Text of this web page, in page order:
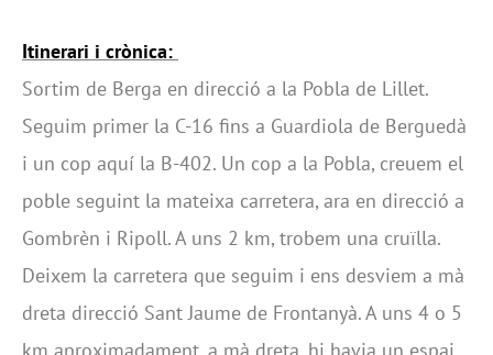
Itinerari i crònica:
Sortim de Berga en direcció a la Pobla de Lillet.
Seguim primer la C-16 fins a Guardiola de Berguedà
i un cop aquí la B-402. Un cop a la Pobla, creuem el
poble seguint la mateixa carretera, ara en direcció a
Gombrèn i Ripoll. A uns 2 km, trobem una cruïlla.
Deixem la carretera que seguim i ens desviem a mà
dreta direcció Sant Jaume de Frontanyà. A uns 4 o 5
km aproximadament, a mà dreta, hi havia un espai